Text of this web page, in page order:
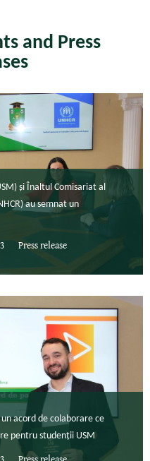
and Press
și Înaltul Comisariat al
au semnat un
Press release
un acord de colaborare ce
pentru studenții USM